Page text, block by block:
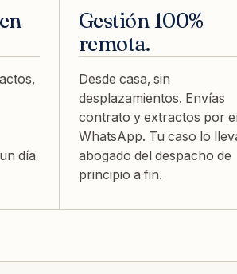
día
Gestión 100%
remota.
Desde casa, sin
desplazamientos. Envías
contrato y extractos por
WhatsApp. Tu caso lo
abogado del despacho de
principio a fin.